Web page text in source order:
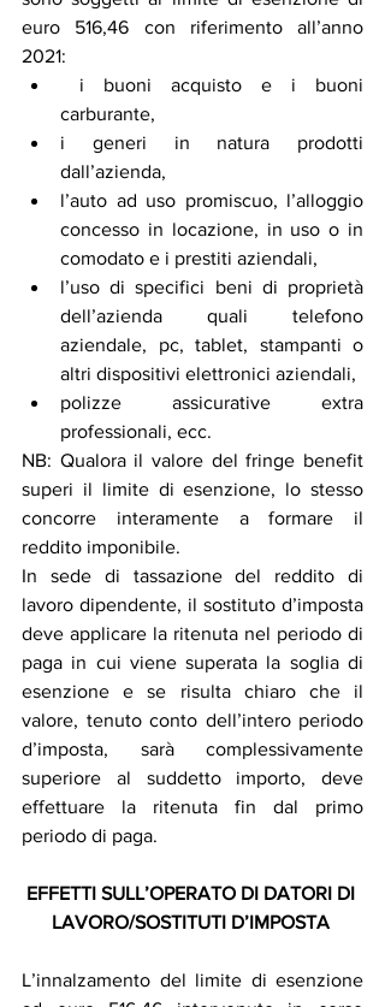
euro 516,46 con riferimento all’anno
2021:
carburante,
i generi in natura prodotti
dall’azienda,
l’auto ad uso promiscuo, l’alloggio
concesso in locazione, in uso o in
comodato e i prestiti aziendali,
l’uso di specifici beni di proprietà
dell’azienda quali telefono
aziendale, pc, tablet, stampanti o
altri dispositivi elettronici aziendali,
polizze assicurative extra
professionali, ecc.
NB: Qualora il valore del fringe benefit
superi il limite di esenzione, lo stesso
concorre interamente a formare il
reddito imponibile.
In sede di tassazione del reddito di
lavoro dipendente, il sostituto d’imposta
deve applicare la ritenuta nel periodo di
paga in cui viene superata la soglia di
esenzione e se risulta chiaro che il
valore, tenuto conto dell’intero periodo
d’imposta, sarà complessivamente
superiore al suddetto importo, deve
effettuare la ritenuta fin dal primo
periodo di paga.
EFFETTI SULL’OPERATO DI DATORI DI
LAVORO/SOSTITUTI D’IMPOSTA
L’innalzamento del limite di esenzione